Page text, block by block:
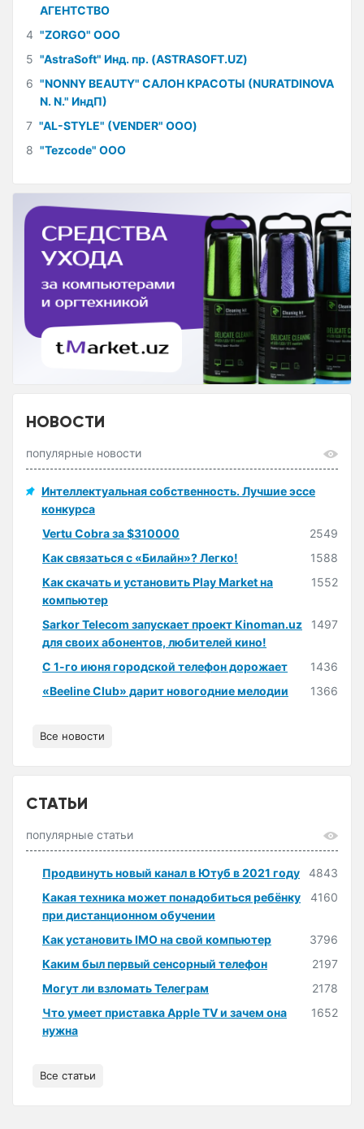
АГЕНТСТВО
4 "ZORGO" ООО
5 "AstraSoft" Инд. пр. (ASTRASOFT.UZ)
6 "NONNY BEAUTY" САЛОН КРАСОТЫ (NURATDINOVA
N. N." ИндП)
7 "AL-STYLE" (VENDER" ООО)
8 "Tezcode" ООО
НОВОСТИ
популярные новости
Интеллектуальная собственность. Лучшие эссе
конкурса
Vertu Cobra за $310000
2549
Как связаться с «Билайн»? Легко!
1588
Как скачать и установить Play Market на
компьютер
1552
Sarkor Telecom запускает проект Kinoman.uz
для своих абонентов, любителей кино!
1497
С 1-го июня городской телефон дорожает
1436
«Beeline Club» дарит новогодние мелодии
1366
Все новости
СТАТЬИ
популярные статьи
Продвинуть новый канал в Ютуб в 2021 году
4843
Какая техника может понадобиться ребёнку
при дистанционном обучении
4160
Как установить IMO на свой компьютер
3796
Каким был первый сенсорный телефон
2197
Могут ли взломать Телеграм
2178
Что умеет приставка Apple TV и зачем она
нужна
1652
Все статьи